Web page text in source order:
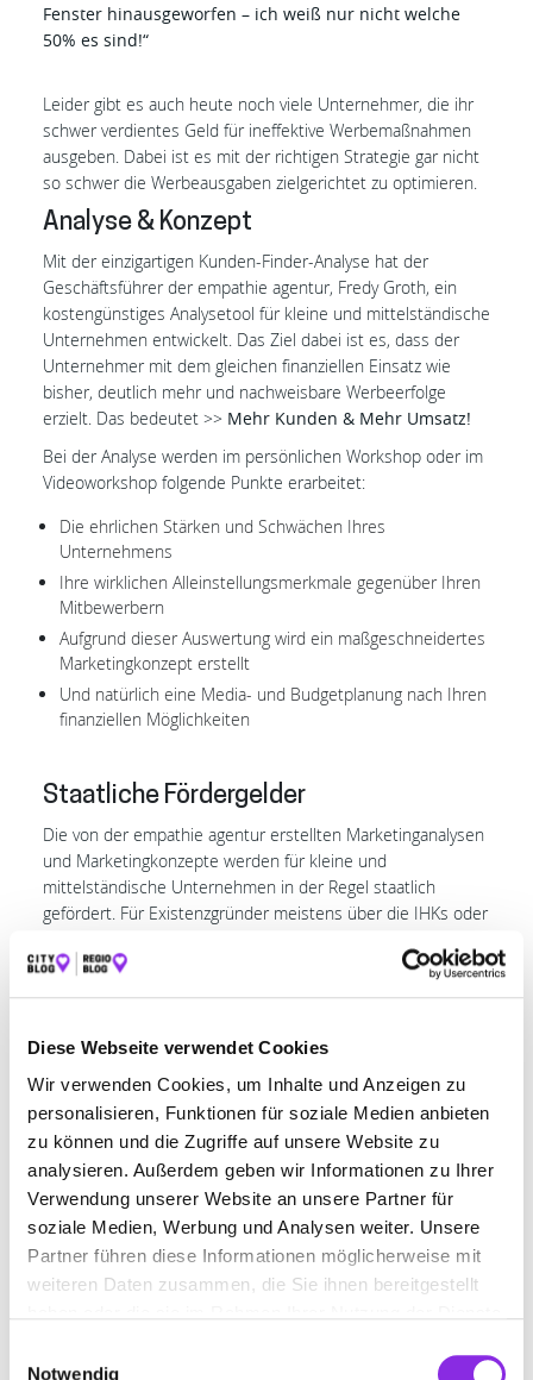
Diese Webseite verwendet Cookies
Wir verwenden Cookies, um Inhalte und Anzeigen zu
personalisieren, Funktionen für soziale Medien anbieten
zu können und die Zugriffe auf unsere Website zu
analysieren. Außerdem geben wir Informationen zu Ihrer
Verwendung unserer Website an unsere Partner für
soziale Medien, Werbung und Analysen weiter. Unsere
Partner führen diese Informationen möglicherweise mit
weiteren Daten zusammen, die Sie ihnen bereitgestellt
Notwendig
Fenster hinausgeworfen – ich weiß nur nicht welche
50% es sind!“
Leider gibt es auch heute noch viele Unternehmer, die ihr
schwer verdientes Geld für ineffektive Werbemaßnahmen
ausgeben. Dabei ist es mit der richtigen Strategie gar nicht
so schwer die Werbeausgaben zielgerichtet zu optimieren.
Analyse & Konzept
Mit der einzigartigen Kunden-Finder-Analyse hat der
Geschäftsführer der empathie agentur, Fredy Groth, ein
kostengünstiges Analysetool für kleine und mittelständische
Unternehmen entwickelt. Das Ziel dabei ist es, dass der
Unternehmer mit dem gleichen finanziellen Einsatz wie
bisher, deutlich mehr und nachweisbare Werbeerfolge
erzielt. Das bedeutet >> Mehr Kunden & Mehr Umsatz!
Bei der Analyse werden im persönlichen Workshop oder im
Videoworkshop folgende Punkte erarbeitet:
Die ehrlichen Stärken und Schwächen Ihres
Unternehmens
Ihre wirklichen Alleinstellungsmerkmale gegenüber Ihren
Mitbewerbern
Aufgrund dieser Auswertung wird ein maßgeschneidertes
Marketingkonzept erstellt
Und natürlich eine Media- und Budgetplanung nach Ihren
finanziellen Möglichkeiten
Staatliche Fördergelder
Die von der empathie agentur erstellten Marketinganalysen
und Marketingkonzepte werden für kleine und
mittelständische Unternehmen in der Regel staatlich
gefördert. Für Existenzgründer meistens über die IHKs oder
BAFA (Bundeswirtschaftsministerium). Die
beantragen.
Ihre eigene Marketingabteilung
Jetzt haben Sie ein sehr effektives Marketingkonzept, was
natürlich nur Sinn macht, wenn es auch professionell
umgesetzt wird.
Hierfür gibt es die individuellen Marketingbetreuungen. Mit
der Buchung einer Marketingbetreuung bei der empathie
agentur sichern Sie sich als kleines Unternehmen Ihre
eigene Marketingabteilung. Sie kümmern sich um Ihr
Print, Internet, Online-Shop, Social Media oder Events.